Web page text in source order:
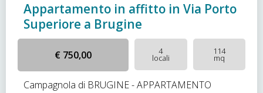
Appartamento in affitto in Via Porto
Superiore a Brugine
€ 750,00 4
locali
114
mq
Campagnola di BRUGINE - APPARTAMENTO